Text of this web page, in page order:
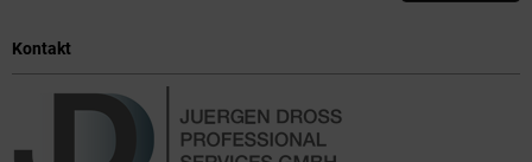
Kontakt